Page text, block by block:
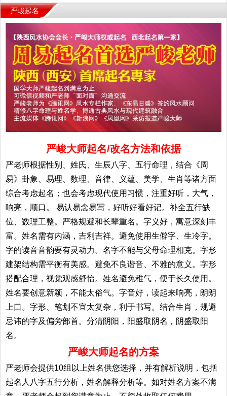
严峻起名
严峻大师起名/改名方法和依据
严老师根据性别、姓氏、生辰八字、五行命理，结合《周
易》卦象、易理、数理、音律、义蕴、美学、生肖等诸方面
综合考虑起名；也会考虑现代使用习惯，注重好听，大气，
响亮，顺口。 易认易念易写，好听好看好记。补全五行缺
位、数理工整。严格规避和长辈重名。字义好，寓意深刻丰
富。姓名需有内涵，吉利吉祥。避免使用生僻字、生冷字。
字的读音音韵要有灵动力。名字不能与父母命理相克。字形
建架结构需平衡有美感。避免不良谐音、不雅的意义。字形
搭配合理，视觉观感舒怡。姓名避免稚气，便于长久使用。
姓名要创意新颖，不能太俗气。字音好，读起来响亮，朗朗
上口。字形、笔划不宜太复杂，利于书写。结合生肖，规避
忌讳的字及偏旁部首。分清阴阳，阳盛取阴名，阴盛取阳
名。
严峻大师起名的方案
严老师会提供10组以上姓名供您选择，并有解析说明，包括
起名人八字五行分析，姓名解释分析等。如对姓名方案不满